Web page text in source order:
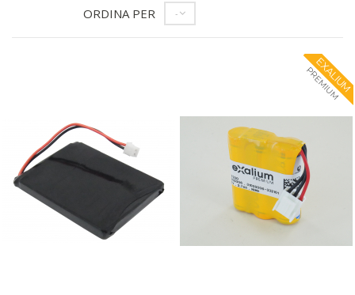
ORDINA PER --
EXALIUM
PREMIUM